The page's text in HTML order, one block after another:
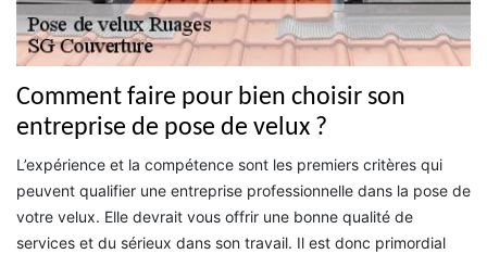
Comment faire pour bien choisir son
entreprise de pose de velux ?
L’expérience et la compétence sont les premiers critères qui
peuvent qualifier une entreprise professionnelle dans la pose de
votre velux. Elle devrait vous offrir une bonne qualité de
services et du sérieux dans son travail. Il est donc primordial